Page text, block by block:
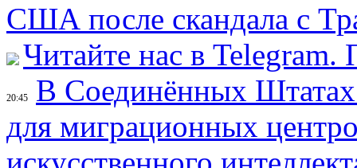
США после скандала с
Читайте нас в
20:45
В Соединённых
для миграционных